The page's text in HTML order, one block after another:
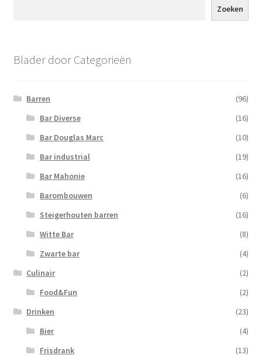
Zoeken
Blader door Categorieën
Barren
(96)
Bar Diverse
(16)
Bar Douglas Marc
(10)
Bar industrial
(19)
Bar Mahonie
(16)
Barombouwen
(6)
Steigerhouten barren
(16)
Witte Bar
(8)
Zwarte bar
(4)
Culinair
(2)
Food&Fun
(2)
Drinken
(23)
Bier
(4)
Frisdrank
(13)